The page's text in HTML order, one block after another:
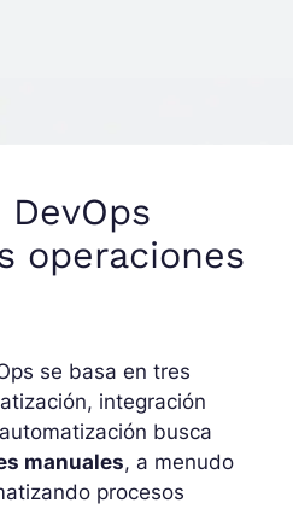
operaciones
se basa en tres
integración
busca
manuales, a menudo
procesos